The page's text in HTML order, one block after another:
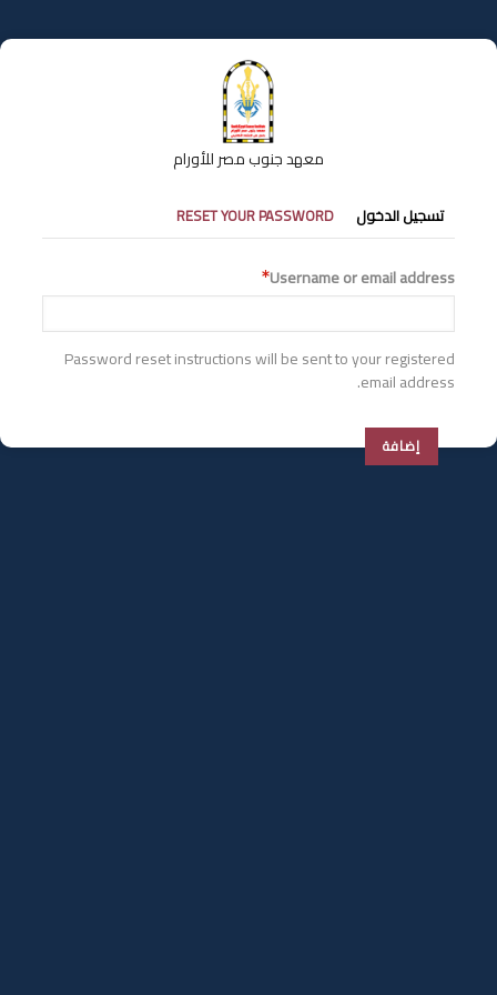
إلى
المحتوى
معهد جنوب مصر للأورام
التبويبات
الأساسية
تسجيل الدخول RESET YOUR PASSWORD
Username or email address
Password reset instructions will be sent to your registered
email address.